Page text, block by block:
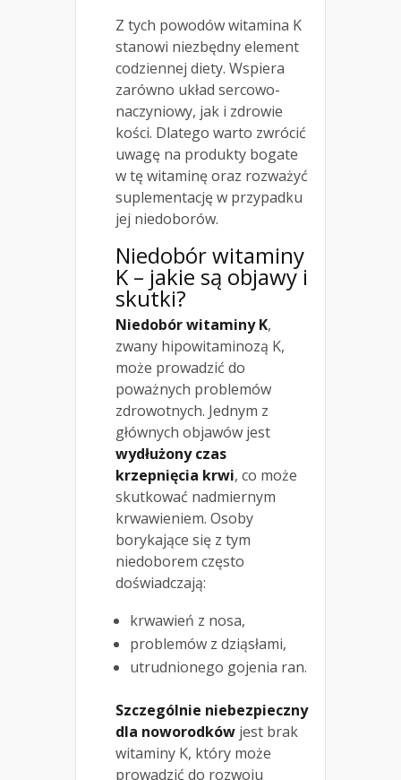
Z tych powodów witamina K
stanowi niezbędny element
codziennej diety. Wspiera
zarówno układ sercowo-
naczyniowy, jak i zdrowie
kości. Dlatego warto zwrócić
uwagę na produkty bogate
w tę witaminę oraz rozważyć
suplementację w przypadku
jej niedoborów.
Niedobór witaminy
K – jakie są objawy i
skutki?
Niedobór witaminy K,
zwany hipowitaminozą K,
może prowadzić do
poważnych problemów
zdrowotnych. Jednym z
głównych objawów jest
wydłużony czas
krzepnięcia krwi, co może
skutkować nadmiernym
krwawieniem. Osoby
borykające się z tym
niedoborem często
doświadczają:
krwawień z nosa,
problemów z dziąsłami,
utrudnionego gojenia ran.
Szczególnie niebezpieczny
dla noworodków jest brak
witaminy K, który może
prowadzić do rozwoju